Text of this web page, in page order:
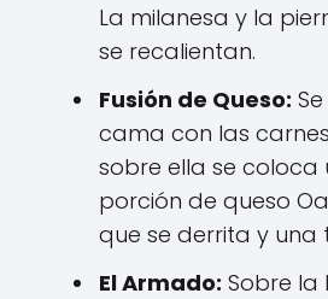
La milanesa y la
se recalientan.
Fusión de Queso:
cama con las
sobre ella se coloca
porción de queso
que se derrita y una
El Armado: Sobre la